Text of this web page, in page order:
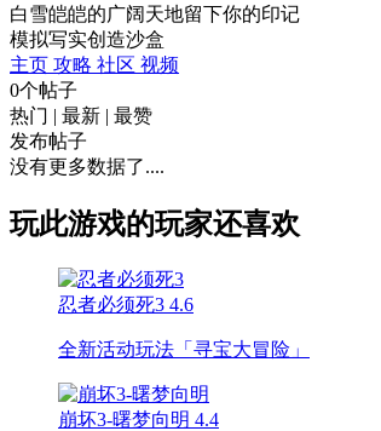
白雪皑皑的广阔天地留下你的印记
模拟写实创造沙盒
主页 攻略 社区 视频
0个帖子
热门 | 最新 | 最赞
发布帖子
没有更多数据了....
玩此游戏的玩家还喜欢
忍者必须死3 4.6
全新活动玩法「寻宝大冒险」
崩坏3-曙梦向明 4.4